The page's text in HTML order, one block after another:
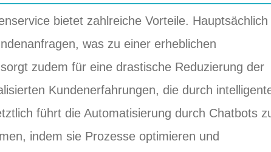
bietet zahlreiche Vorteile. Hauptsächlich
was zu einer erheblichen
zudem für eine drastische Reduzierung der
Kundenerfahrungen, die durch
führt die Automatisierung durch Chatbots
indem sie Prozesse optimieren und